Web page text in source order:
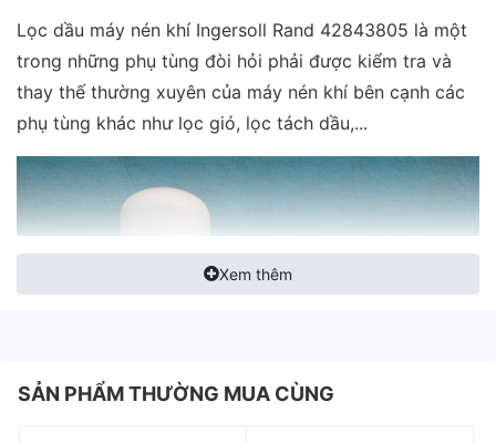
Lọc dầu máy nén khí Ingersoll Rand 42843805 là một
trong những phụ tùng đòi hỏi phải được kiểm tra và
thay thế thường xuyên của máy nén khí bên cạnh các
phụ tùng khác như lọc gió, lọc tách dầu,...
Xem thêm
SẢN PHẨM THƯỜNG MUA CÙNG